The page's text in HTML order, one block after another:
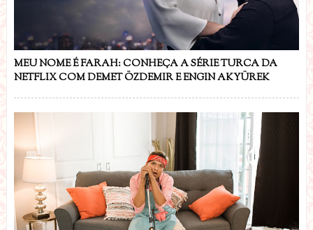
MEU NOME É FARAH: CONHEÇA A SÉRIE TURCA DA
NETFLIX COM DEMET ÖZDEMIR E ENGIN AKYÜREK